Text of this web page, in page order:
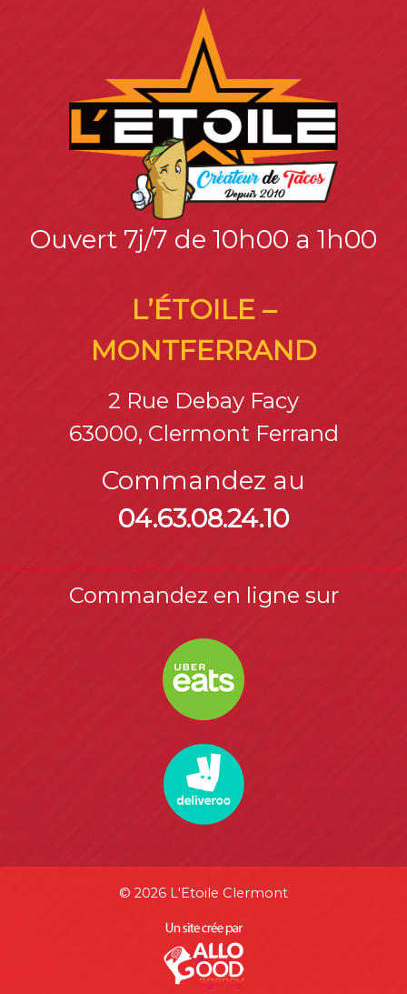
Ouvert 7j/7 de 10h00 a 1h00
L’ÉTOILE –
MONTFERRAND
2 Rue Debay Facy
63000, Clermont Ferrand
Commandez au
04.63.08.24.10
Commandez en ligne sur
© 2026 L'Etoile Clermont